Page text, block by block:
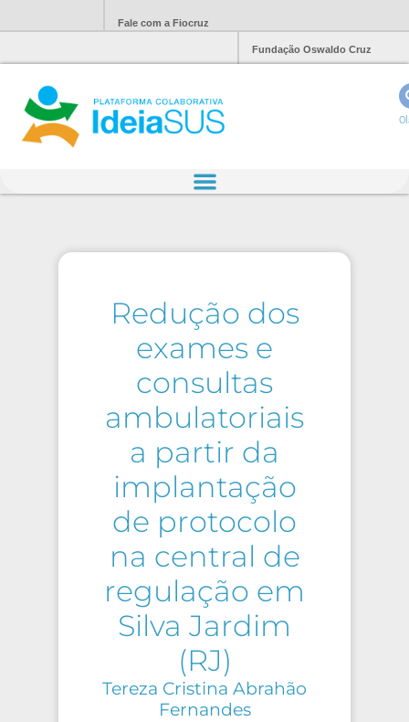
Fale com a Fiocruz
Fundação Oswaldo Cruz
Redução dos
exames e
consultas
ambulatoriais
a partir da
implantação
de protocolo
na central de
regulação em
Silva Jardim
(RJ)
Tereza Cristina Abrahão
Fernandes